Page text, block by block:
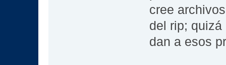
cree
del rip;
dan a esos